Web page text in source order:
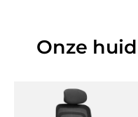
Onze